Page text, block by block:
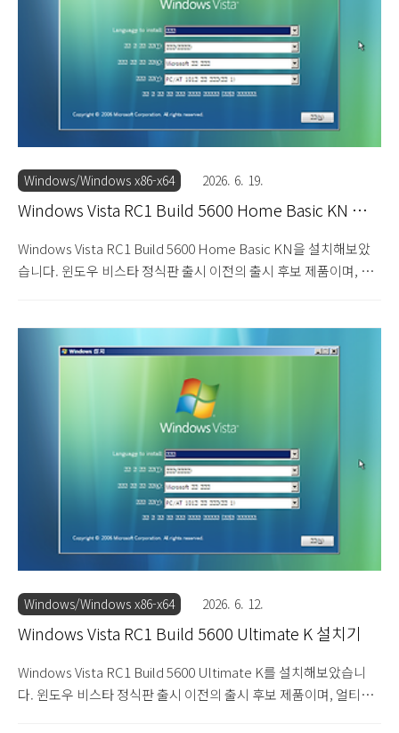
다. 설치 옵션을 선택합니다. 아래쪽의 사용자 지정 설치를 선택합
니다. 윈도우를 설치할 하드 디스크를 선..
Windows/Windows x86-x64 2026. 6. 19.
Windows Vista RC1 Build 5600 Home Basic KN 설
Windows Vista RC1 Build 5600 Home Basic KN을 설치해보았
습니다. 윈도우 비스타 정식판 출시 이전의 출시 후보 제품이며, 홈
는 2006년 마이크로소프트의 자사 프로그램 끼워팔기 문제에 대해
다음커뮤니케이션에서 공정거래위원회에 문제를 제기한 것이 받아
들여진 것과 관련한 시정 조치에 따른 것입니다. 이외의 차이점은
없습니다. 설치 DVD를 넣고 부팅합니다. 윈도우 비스타 RC1 빌드
5600의 설치를 시작합니다. 한글이 깨져서 나옵니다. 다음을 눌러
설치를 진행합니다. 제품 키를 입력하는 화면이 나옵니다. 입력하지
않고 넘어갑니다. 설치할 에디션을 ..
Windows/Windows x86-x64 2026. 6. 12.
Windows Vista RC1 Build 5600 Ultimate K 설치기
Windows Vista RC1 Build 5600 Ultimate K를 설치해보았습니
다. 윈도우 비스타 정식판 출시 이전의 출시 후보 제품이며, 얼티밋